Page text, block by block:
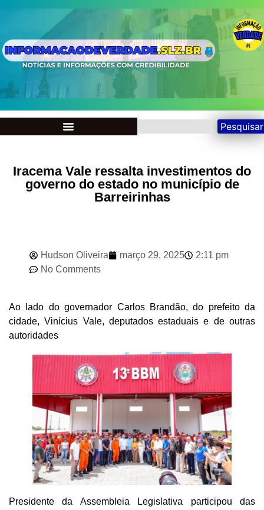
Pesquisar
Iracema Vale ressalta investimentos do
governo do estado no município de
Barreirinhas
Hudson Oliveira março 29, 2025
2:11 pm
No Comments
Ao lado do governador Carlos Brandão, do prefeito da
cidade, Vinícius Vale, deputados estaduais e de outras
autoridades
Presidente da Assembleia Legislativa participou das